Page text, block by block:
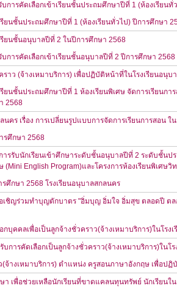
การคัดเลือกเข้าเรียนชั้นประถมศึกษาปีที่ 1 (ห้องเรียน
ยนชั้นประถมศึกษาปีที่ 1 (ห้องเรียนทั่วไป) ปีการศึกษา
ยนชั้นอนุบาลปีที่ 2 ในปีการศึกษา 2568
การคัดเลือกเข้าเรียนชั้นอนุบาลปีที่ 2 ปีการศึกษา 2568
าว (จ้างเหมาบริการ) เพื่อปฏิบัติหน้าที่ในโรงเรียนอนุบ
ยนชั้นประถมศึกษาปีที่ 1 ห้องเรียนพิเศษ จัดการเรียนก
2568
นคร เรื่อง การเปลี่ยนรูปแบบการจัดการเรียนการสอน
รศึกษา 2568
รรับนักเรียนเข้าศึกษาระดับชั้นอนุบาลปีที่ 2 ระดับชั้นป
(Mini English Program)และโครงการห้องเรียนพิเศษ
ศึกษา 2568 โรงเรียนอนุบาลสกลนคร
เชิญร่วมทำบุญตักบาตร "อิ่มบุญ อิ่มใจ อิ่มสุข ตลอดปี
กบุคคลเพื่อเป็นลูกจ้างชั่วคราว(จ้างเหมาบริการ)ในโรง
การคัดเลือกเป็นลูกจ้างชั่วคราว(จ้างเหมาบริการ)ในโ
(จ้างเหมาบริการ) ตำแหน่ง ครูสอนภาษาอังกฤษ เพื่อป
า เพื่อช่วยเหลือนักเรียนที่ขาดแคลนทุนทรัพย์ นักเรียน